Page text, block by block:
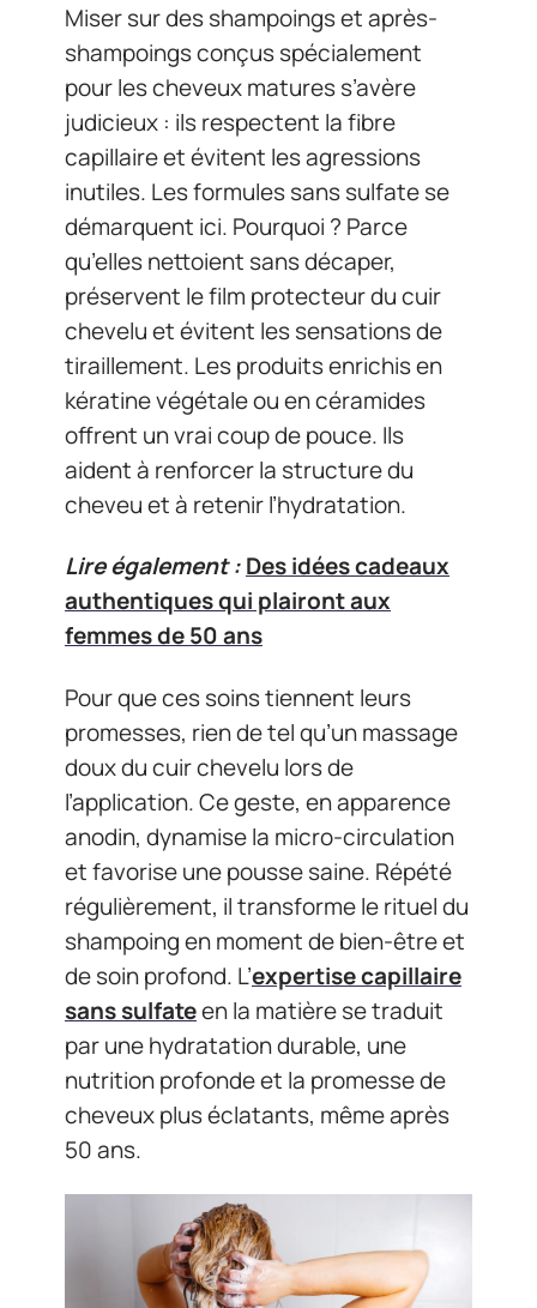
Miser sur des shampoings et après-
shampoings conçus spécialement
pour les cheveux matures s’avère
judicieux : ils respectent la fibre
capillaire et évitent les agressions
inutiles. Les formules sans sulfate se
démarquent ici. Pourquoi ? Parce
qu’elles nettoient sans décaper,
préservent le film protecteur du cuir
chevelu et évitent les sensations de
tiraillement. Les produits enrichis en
kératine végétale ou en céramides
offrent un vrai coup de pouce. Ils
aident à renforcer la structure du
cheveu et à retenir l’hydratation.
Lire également :Des idées cadeaux
authentiques qui plairont aux
femmes de 50 ans
Pour que ces soins tiennent leurs
promesses, rien de tel qu’un massage
doux du cuir chevelu lors de
l’application. Ce geste, en apparence
anodin, dynamise la micro-circulation
et favorise une pousse saine. Répété
régulièrement, il transforme le rituel du
shampoing en moment de bien-être et
de soin profond. L’expertise capillaire
sans sulfateen la matière se traduit
par une hydratation durable, une
nutrition profonde et la promesse de
cheveux plus éclatants, même après
50 ans.